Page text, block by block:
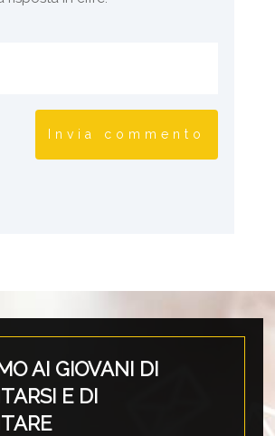
Invia commento
AI GIOVANI DI
E DI